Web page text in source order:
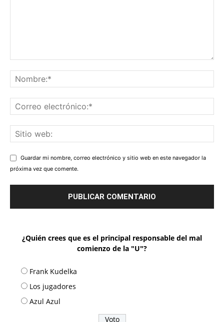
Guardar mi nombre, correo electrónico y sitio web en este navegador la
próxima vez que comente.
¿Quién crees que es el principal responsable del mal
comienzo de la "U"?
Frank Kudelka
Los jugadores
Azul Azul